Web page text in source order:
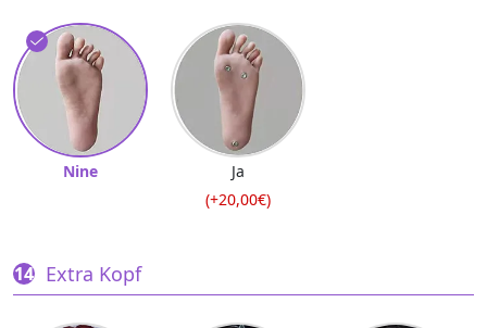
Nine
Ja
(+20,00€)
Extra Kopf